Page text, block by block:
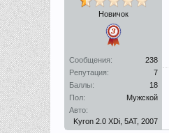
Новичок
Сообщения:
238
Репутация:
7
Баллы:
18
Пол:
Мужской
Авто:
Kyron 2.0 XDi, 5AT, 2007